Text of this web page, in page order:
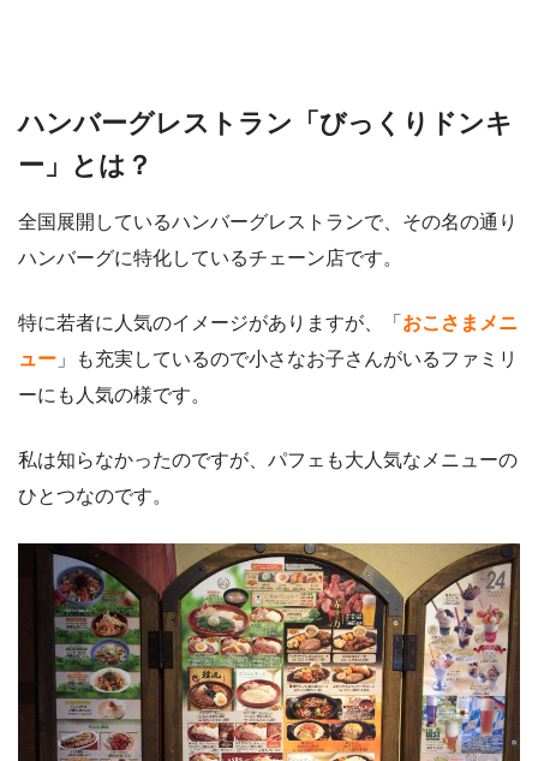
ハンバーグレストラン「びっくりドンキ
ー」とは？
全国展開しているハンバーグレストランで、その名の通り
ハンバーグに特化しているチェーン店です。
特に若者に人気のイメージがありますが、「 おこさまメニ
ュー 」も充実しているので小さなお子さんがいるファミリ
ーにも人気の様です。
私は知らなかったのですが、パフェも大人気なメニューの
ひとつなのです。